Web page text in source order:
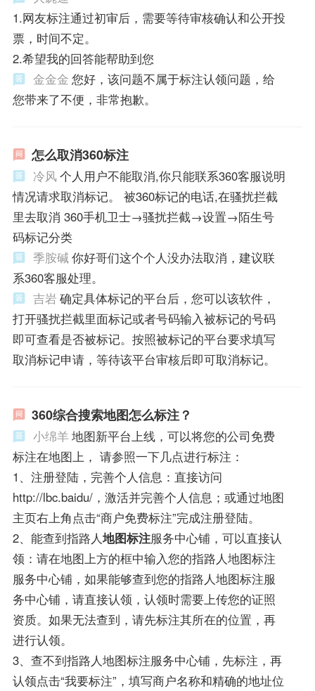
1.网友标注通过初审后，需要等待审核确认和公开投
票，时间不定。
2.希望我的回答能帮助到您
金金金 您好，该问题不属于标注认领问题，给
您带来了不便，非常抱歉。
怎么取消360标注
冷风 个人用户不能取消,你只能联系360客服说明
情况请求取消标记。 被360标记的电话,在骚扰拦截
里去取消 360手机卫士→骚扰拦截→设置→陌生号
码标记分类
季胺碱 你好哥们这个个人没办法取消，建议联
系360客服处理。
吉岩 确定具体标记的平台后，您可以该软件，
打开骚扰拦截里面标记或者号码输入被标记的号码
即可查看是否被标记。按照被标记的平台要求填写
取消标记申请，等待该平台审核后即可取消标记。
360综合搜索地图怎么标注？
小绵羊 地图新平台上线，可以将您的公司免费
标注在地图上， 请参照一下几点进行标注：
1、注册登陆，完善个人信息：直接访问
http://lbc.baidu/，激活并完善个人信息；或通过地图
主页右上角点击“商户免费标注”完成注册登陆。
2、能查到指路人地图标注服务中心铺，可以直接认
领：请在地图上方的框中输入您的指路人地图标注
服务中心铺，如果能够查到您的指路人地图标注服
务中心铺，请直接认领，认领时需要上传您的证照
资质。如果无法查到，请先标注其所在的位置，再
进行认领。
3、查不到指路人地图标注服务中心铺，先标注，再
认领点击“我要标注”，填写商户名称和精确的地址位